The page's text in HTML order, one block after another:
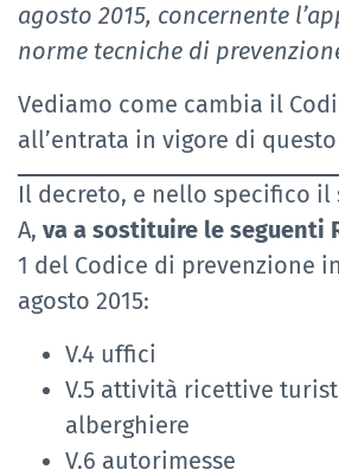
agosto 2015, concernente
norme tecniche di
Vediamo come cambia il
all’entrata in vigore di
Il decreto, e nello specifico il
A, va a sostituire le seguenti
1 del Codice di prevenzione
agosto 2015:
V.4 uffici
V.5 attività ricettive
alberghiere
V.6 autorimesse